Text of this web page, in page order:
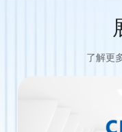
了解更